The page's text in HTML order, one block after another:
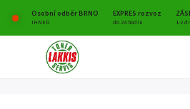
Osobní odběr BRNO EXPRES rozvoz
IHNED do 24 hodin 1-2